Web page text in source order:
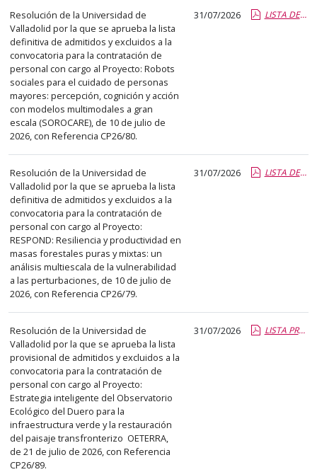
publicación,
en
la
última
columna
el
enlace
que
abre
un
PDF
con
el
detalle
del
anuncio
completo.
Resolución de la Universidad de
Valladolid por la que se aprueba la lista
definitiva de admitidos y excluidos a la
convocatoria para la contratación de
personal con cargo al Proyecto: Robots
sociales para el cuidado de personas
mayores: percepción, cognición y acción
con modelos multimodales a gran
escala (SOROCARE), de 10 de julio de
2026, con Referencia CP26/80.
31/07/2026 LISTA DEFINITIVA ADMITIDOS Y EXCLUIDOS CP26-80.pdf.pdf
Resolución de la Universidad de
Valladolid por la que se aprueba la lista
definitiva de admitidos y excluidos a la
convocatoria para la contratación de
personal con cargo al Proyecto:
RESPOND: Resiliencia y productividad en
masas forestales puras y mixtas: un
análisis multiescala de la vulnerabilidad
a las perturbaciones, de 10 de julio de
2026, con Referencia CP26/79.
31/07/2026 LISTA DEFINITIVA ADMITIDOS Y EXCLUIDOS CP26-79.pdf.pdf
Resolución de la Universidad de
Valladolid por la que se aprueba la lista
provisional de admitidos y excluidos a la
convocatoria para la contratación de
personal con cargo al Proyecto:
Estrategia inteligente del Observatorio
Ecológico del Duero para la
infraestructura verde y la restauración
del paisaje transfronterizo  OETERRA,
de 21 de julio de 2026, con Referencia
CP26/89.
31/07/2026 LISTA PROVISIONAL ADMT Y EXCL CP26-89.pdf.pdf